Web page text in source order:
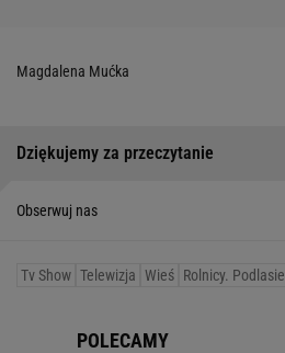
Magdalena Mućka
Dziękujemy za przeczytanie
Obserwuj nas
Tv Show Telewizja Wieś Rolnicy. Podlasie
POLECAMY